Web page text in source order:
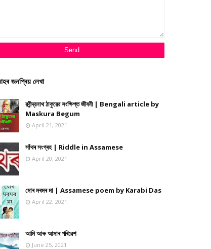
জনপ্ৰিয় লেখা
রবীন্দ্রনাথ ঠাকুরের সংক্ষিপ্ত জীবনী | Bengali article by
Maskura Begum
April 21, 2021
সাঁথৰ সংগ্ৰহ | Riddle in Assamese
April 20, 2021
মোৰ মৰমৰ মা | Assamese poem by Karabi Das
April 22, 2021
আমি আৰু আমাৰ পৰিৱেশ
June 25, 2021